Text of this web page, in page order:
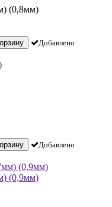
(0,8мм)
Добавлено
Добавлено
(0,9мм)